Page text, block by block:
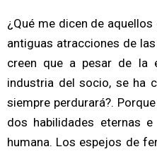
¿Qué me dicen de
antiguas atracciones de
creen que a pesar de la
industria del socio, se ha
siempre perdurará?.
dos habilidades eternas
humana. Los espejos de